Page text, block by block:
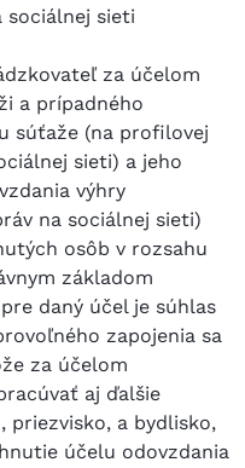
sieti
za účelom
a prípadného
súťaže (na profilovej
sieti) a jeho
výhry
na sociálnej sieti)
osôb v rozsahu
základom
daný účel je súhlas
zapojenia sa
za účelom
aj ďalšie
priezvisko, a bydlisko,
účelu odovzdania